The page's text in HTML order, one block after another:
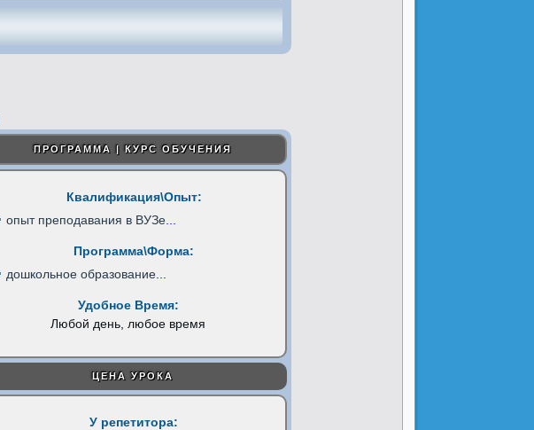
ПРОГРАММА | КУРС ОБУЧЕНИЯ
Квалификация\Опыт:
опыт преподавания в ВУЗе...
Программа\Форма:
дошкольное образование...
Удобное Время:
Любой день, любое время
ЦЕНА УРОКА
У репетитора: